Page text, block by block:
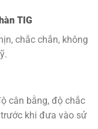
TIG
chắc chắn, không
cân bằng, độ chắc
khi đưa vào sử